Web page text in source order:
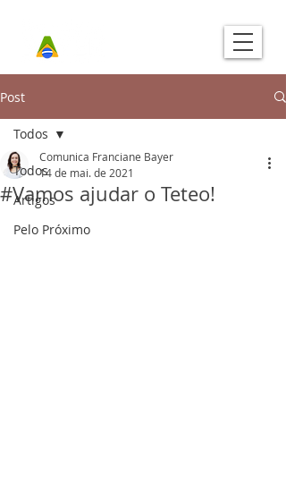
Post
Todos
Artigos
Pelo Próximo
Todos
#Vamos ajudar o Teteo!
Comunica Franciane Bayer
14 de mai. de 2021